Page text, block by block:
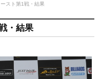
スト第1戦・結果
・結果